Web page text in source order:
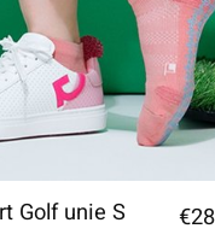
Golf unie S